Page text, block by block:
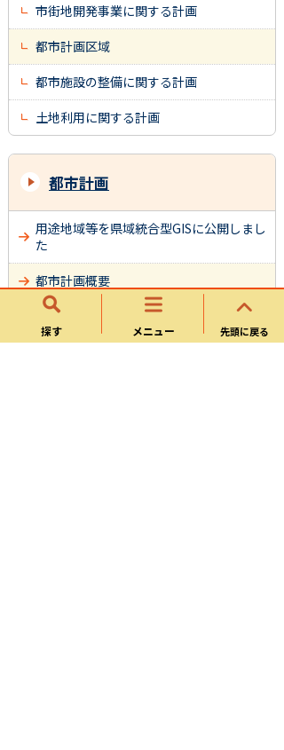
探す メニュー 先頭に戻る
市街地開発事業に関する計画
都市計画区域
都市施設の整備に関する計画
土地利用に関する計画
都市計画
用途地域等を県域統合型GISに公開しまし
た
都市計画概要
都市計画道路